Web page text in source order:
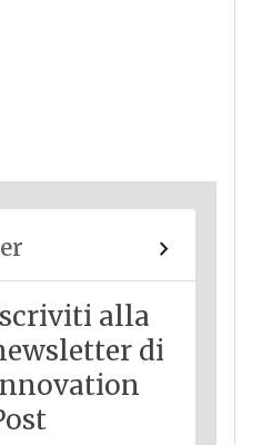
alla
di